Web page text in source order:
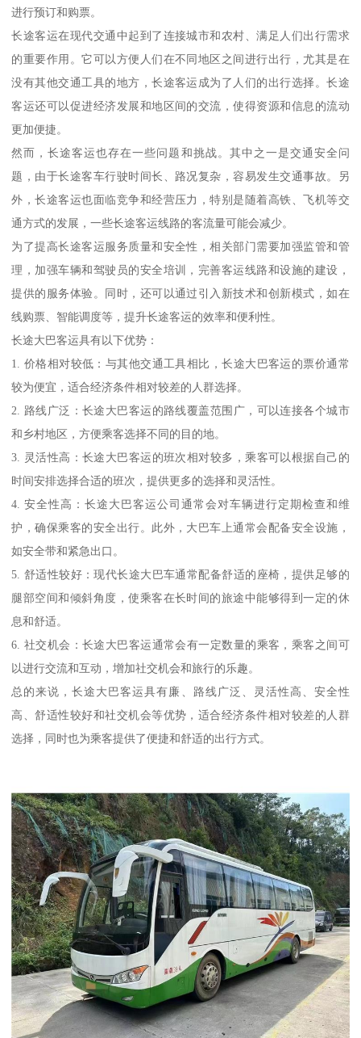
进行预订和购票。
长途客运在现代交通中起到了连接城市和农村、满足人们出行需求
的重要作用。它可以方便人们在不同地区之间进行出行，尤其是在
没有其他交通工具的地方，长途客运成为了人们的出行选择。长途
客运还可以促进经济发展和地区间的交流，使得资源和信息的流动
更加便捷。
然而，长途客运也存在一些问题和挑战。其中之一是交通安全问
题，由于长途客车行驶时间长、路况复杂，容易发生交通事故。另
外，长途客运也面临竞争和经营压力，特别是随着高铁、飞机等交
通方式的发展，一些长途客运线路的客流量可能会减少。
为了提高长途客运服务质量和安全性，相关部门需要加强监管和管
理，加强车辆和驾驶员的安全培训，完善客运线路和设施的建设，
提供的服务体验。同时，还可以通过引入新技术和创新模式，如在
线购票、智能调度等，提升长途客运的效率和便利性。
长途大巴客运具有以下优势：
1. 价格相对较低：与其他交通工具相比，长途大巴客运的票价通常
较为便宜，适合经济条件相对较差的人群选择。
2. 路线广泛：长途大巴客运的路线覆盖范围广，可以连接各个城市
和乡村地区，方便乘客选择不同的目的地。
3. 灵活性高：长途大巴客运的班次相对较多，乘客可以根据自己的
时间安排选择合适的班次，提供更多的选择和灵活性。
4. 安全性高：长途大巴客运公司通常会对车辆进行定期检查和维
护，确保乘客的安全出行。此外，大巴车上通常会配备安全设施，
如安全带和紧急出口。
5. 舒适性较好：现代长途大巴车通常配备舒适的座椅，提供足够的
腿部空间和倾斜角度，使乘客在长时间的旅途中能够得到一定的休
息和舒适。
6. 社交机会：长途大巴客运通常会有一定数量的乘客，乘客之间可
以进行交流和互动，增加社交机会和旅行的乐趣。
总的来说，长途大巴客运具有廉、路线广泛、灵活性高、安全性
高、舒适性较好和社交机会等优势，适合经济条件相对较差的人群
选择，同时也为乘客提供了便捷和舒适的出行方式。